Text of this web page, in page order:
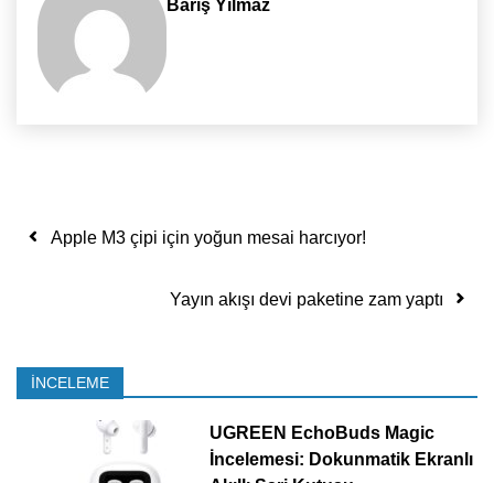
Barış Yılmaz
Yazı dolaşımı
Apple M3 çipi için yoğun mesai harcıyor!
Yayın akışı devi paketine zam yaptı
İNCELEME
UGREEN EchoBuds Magic
İncelemesi: Dokunmatik Ekranlı